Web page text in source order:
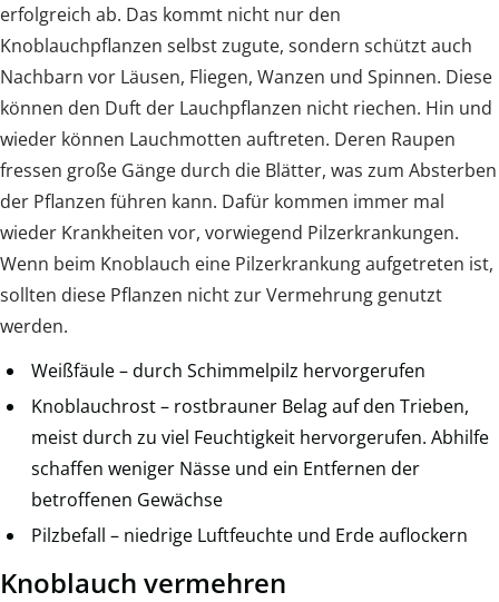
erfolgreich ab. Das kommt nicht nur den
Knoblauchpflanzen selbst zugute, sondern schützt auch
Nachbarn vor Läusen, Fliegen, Wanzen und Spinnen. Diese
können den Duft der Lauchpflanzen nicht riechen. Hin und
wieder können Lauchmotten auftreten. Deren Raupen
fressen große Gänge durch die Blätter, was zum Absterben
der Pflanzen führen kann. Dafür kommen immer mal
wieder Krankheiten vor, vorwiegend Pilzerkrankungen.
Wenn beim Knoblauch eine Pilzerkrankung aufgetreten ist,
sollten diese Pflanzen nicht zur Vermehrung genutzt
werden.
Weißfäule – durch Schimmelpilz hervorgerufen
Knoblauchrost – rostbrauner Belag auf den Trieben,
meist durch zu viel Feuchtigkeit hervorgerufen. Abhilfe
schaffen weniger Nässe und ein Entfernen der
betroffenen Gewächse
Pilzbefall – niedrige Luftfeuchte und Erde auflockern
Knoblauch vermehren